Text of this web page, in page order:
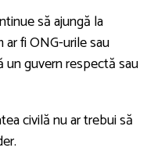
să ajungă la
fi ONG-urile sau
guvern respectă sau
civilă nu ar trebui să